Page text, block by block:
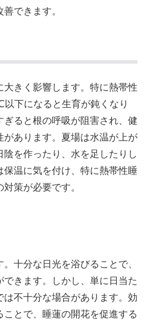
できます。
きく影響します。特に熱帯性
下になると生育が鈍くなり
ぎると根の呼吸が阻害され、健
があります。夏場は水温が上が
陰を作ったり、水を足したりし
保温に気を付け、特に熱帯性睡
策が必要です。
十分な日光を浴びることで、
きます。しかし、単に日当た
は不十分な場合があります。効
とで、睡蓮の開花を促進する